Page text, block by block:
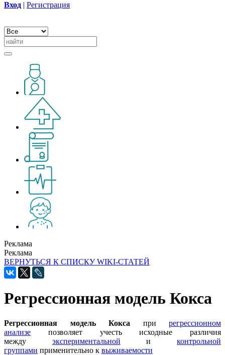
Вход | Регистрация
Реклама
Реклама
ВЕРНУТЬСЯ К СПИСКУ WIKI-СТАТЕЙ
Регрессионная модель Кокса
Регрессионная модель Кокса при регрессионном
анализе позволяет учесть исходные различия
между экспериментальной иконтрольной
группами применительно к выживаемости